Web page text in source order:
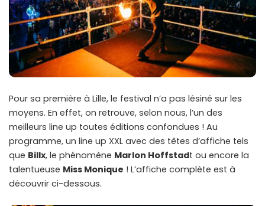
Pour sa première à Lille, le festival n’a pas lésiné sur les
moyens. En effet, on retrouve, selon nous, l’un des
meilleurs line up toutes éditions confondues ! Au
programme, un line up XXL avec des têtes d’affiche tels
que Billx, le phénomène Marlon Hoffstadt ou encore la
talentueuse Miss Monique ! L’affiche complète est à
découvrir ci-dessous.